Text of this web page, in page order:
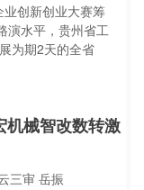
业创新创业大赛筹
演水平，贵州省工
为期2天的全省
机械智改数转激
三审 岳振